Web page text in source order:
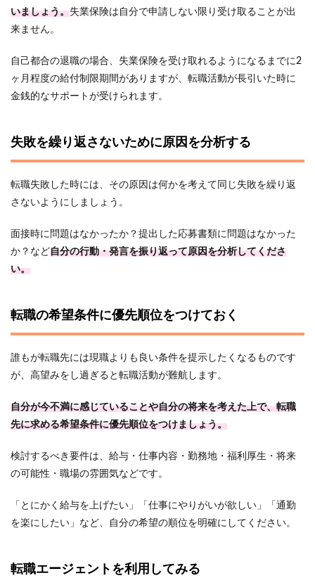
いましょう。失業保険は自分で申請しない限り受け取ることが出
来ません。
自己都合の退職の場合、失業保険を受け取れるようになるまでに2
ヶ月程度の給付制限期間がありますが、転職活動が長引いた時に
金銭的なサポートが受けられます。
失敗を繰り返さないために原因を分析する
転職失敗した時には、その原因は何かを考えて同じ失敗を繰り返
さないようにしましょう。
面接時に問題はなかったか？提出した応募書類に問題はなかった
か？など自分の行動・発言を振り返って原因を分析してくださ
い。
転職の希望条件に優先順位をつけておく
誰もが転職先には現職よりも良い条件を提示したくなるものです
が、高望みをし過ぎると転職活動が難航します。
自分が今不満に感じていることや自分の将来を考えた上で、転職
先に求める希望条件に優先順位をつけましょう。
検討するべき要件は、給与・仕事内容・勤務地・福利厚生・将来
の可能性・職場の雰囲気などです。
「とにかく給与を上げたい」「仕事にやりがいが欲しい」「通勤
を楽にしたい」など、自分の希望の順位を明確にしてください。
転職エージェントを利用してみる